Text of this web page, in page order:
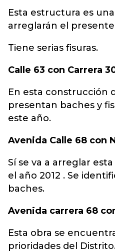
Esta estructura es
arreglarán el
Tiene serias fisuras.
Calle 63 con Carrera
En esta construcción
presentan baches y
este año.
Avenida Calle 68 con
Sí se va a arreglar
el año 2012 . Se
baches.
Avenida carrera 68
Esta obra se
prioridades del